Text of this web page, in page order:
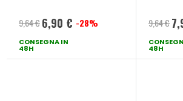
RACING Fiat 500
2007 >
9,64 € Prezzo
speciale
6,90 € -28%
CONSEGNA IN
48H
9,64 €
48H